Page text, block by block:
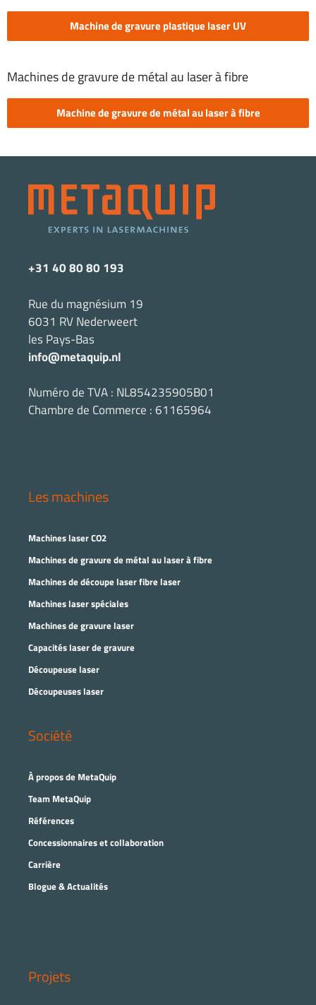
Machine de gravure plastique laser UV
Machines de gravure de métal au laser à fibre
Machine de gravure de métal au laser à fibre
+31 40 80 80 193
Rue du magnésium 19
6031 RV Nederweert
les Pays-Bas
info@metaquip.nl
Numéro de TVA : NL854235905B01
Chambre de Commerce : 61165964
Les machines
Machines laser CO2
Machines de gravure de métal au laser à fibre
Machines de découpe laser fibre laser
Machines laser spéciales
Machines de gravure laser
Capacités laser de gravure
Découpeuse laser
Découpeuses laser
Société
À propos de MetaQuip
Team MetaQuip
Références
Concessionnaires et collaboration
Carrière
Blogue & Actualités
Projets